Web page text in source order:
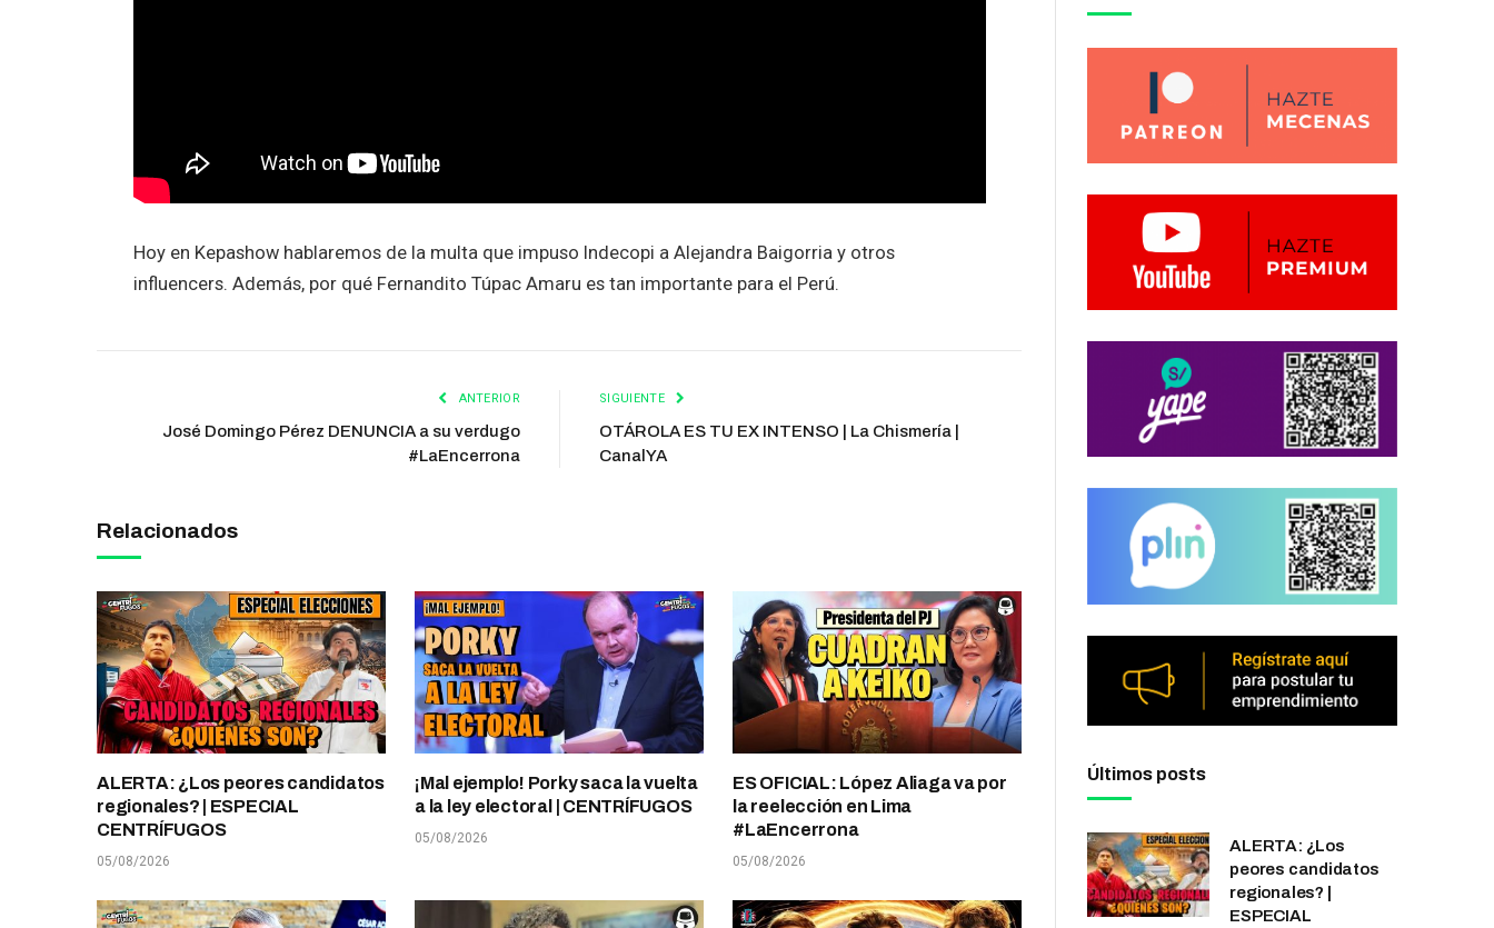
Hoy en Kepashow hablaremos de la multa que impuso Indecopi a Alejandra Baigorria y otros
influencers. Además, por qué Fernandito Túpac Amaru es tan importante para el Perú.
ANTERIOR
José Domingo Pérez DENUNCIA a su verdugo
#LaEncerrona
SIGUIENTE
OTÁROLA ES TU EX INTENSO | La Chismería |
CanalYA
Relacionados
ALERTA: ¿Los peores candidatos
regionales? | ESPECIAL
CENTRÍFUGOS
05/08/2026
¡Mal ejemplo! Porky saca la vuelta
a la ley electoral | CENTRÍFUGOS
05/08/2026
ES OFICIAL: López Aliaga va por
la reelección en Lima
#LaEncerrona
05/08/2026
Últimos posts
ALERTA: ¿Los
peores candidatos
regionales? |
ESPECIAL